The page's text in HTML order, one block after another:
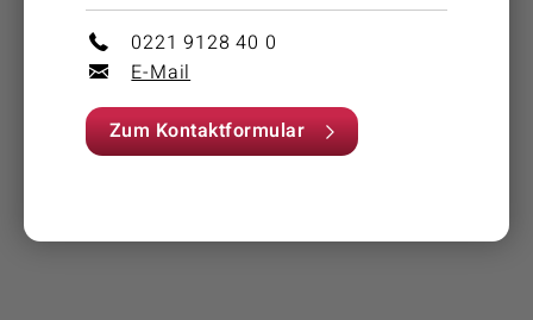
0221 9128 40 0
E-Mail
Zum Kontaktformular